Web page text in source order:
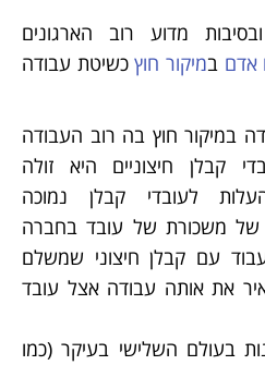
מדוע רוב הארגונים
אדם במיקור חוץכשיטת עבודה
במיקור חוץ בה רוב העבודה
קבלן חיצוניים היא זולה
לעובדי קבלן נמוכה
של משכורת של עובד בחברה
עם קבלן חיצוני שמשלם
את אותה עבודה אצל עובד
בעולם השלישי בעיקר (כמו